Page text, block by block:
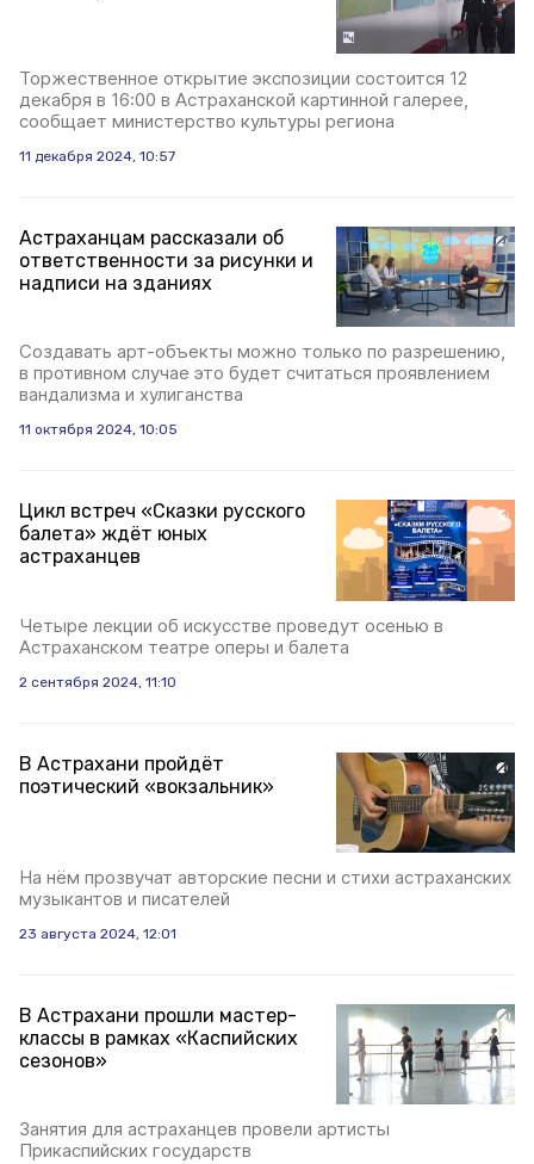
Торжественное открытие экспозиции состоится 12
декабря в 16:00 в Астраханской картинной галерее,
сообщает министерство культуры региона
11 декабря 2024, 10:57
Астраханцам рассказали об
ответственности за рисунки и
надписи на зданиях
Создавать арт-объекты можно только по разрешению,
в противном случае это будет считаться проявлением
вандализма и хулиганства
11 октября 2024, 10:05
Цикл встреч «Сказки русского
балета» ждёт юных
астраханцев
Четыре лекции об искусстве проведут осенью в
Астраханском театре оперы и балета
2 сентября 2024, 11:10
В Астрахани пройдёт
поэтический «вокзальник»
На нём прозвучат авторские песни и стихи астраханских
музыкантов и писателей
23 августа 2024, 12:01
В Астрахани прошли мастер-
классы в рамках «Каспийских
сезонов»
Занятия для астраханцев провели артисты
Прикаспийских государств